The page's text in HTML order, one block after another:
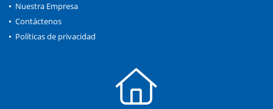
Nuestra Empresa
Contáctenos
Políticas de privacidad